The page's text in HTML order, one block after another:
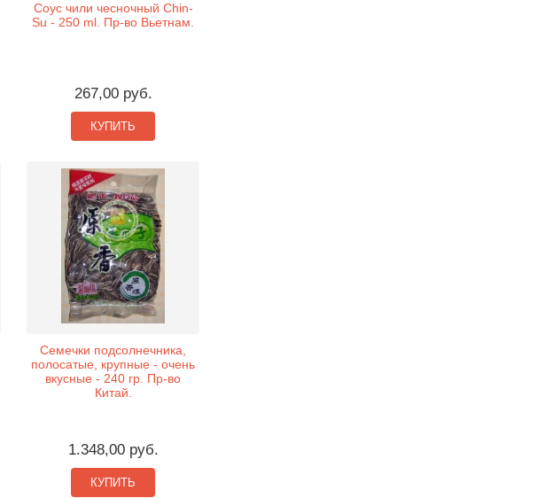
Соус чили чесночный Chin-
Su - 250 ml. Пр-во Вьетнам.
267,00 руб.
КУПИТЬ
Семечки подсолнечника,
полосатые, крупные - очень
вкусные - 240 гр. Пр-во
Китай.
1.348,00 руб.
КУПИТЬ